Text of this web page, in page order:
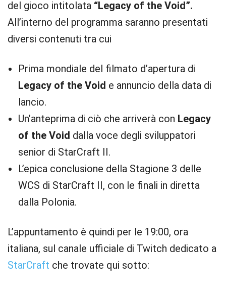
del gioco intitolata “Legacy of the Void”.
All’interno del programma saranno presentati
diversi contenuti tra cui
Prima mondiale del filmato d’apertura di
Legacy of the Void e annuncio della data di
lancio.
Un’anteprima di ciò che arriverà con Legacy
of the Void dalla voce degli sviluppatori
senior di StarCraft II.
L’epica conclusione della Stagione 3 delle
WCS di StarCraft II, con le finali in diretta
dalla Polonia.
L’appuntamento è quindi per le 19:00, ora
italiana, sul canale ufficiale di Twitch dedicato a
StarCraft che trovate qui sotto: